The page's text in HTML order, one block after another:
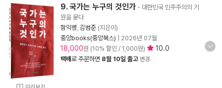
9. 국가는 누구의 것인가 - 대한민국 민주주의의 기
원을 묻다
함익병 김범준 (지은이)
중앙books(중앙북스)
2026년 07월
18,000원 (10% 할인 / 1,000원) 10.0
택배로 주문하면 8월 10일 출고 변경